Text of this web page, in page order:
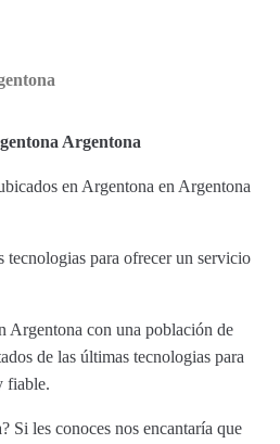
Argentona
en Argentona en Argentona
tecnologias para ofrecer un servicio
Argentona con una población de
de las últimas tecnologias para
fiable.
Si les conoces nos encantaría que